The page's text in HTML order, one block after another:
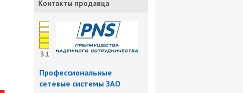
Контакты продавца
3.1
Профессиональные
сетевые системы ЗАО